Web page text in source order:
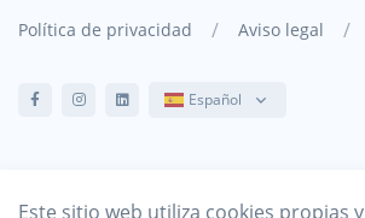
Política de privacidad / Aviso legal /
Español
Este sitio web utiliza cookies propias y